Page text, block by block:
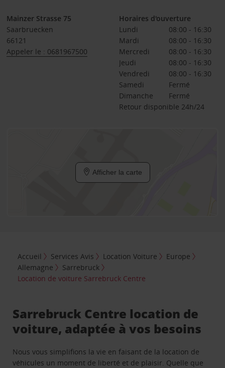
Mainzer Strasse 75
Saarbruecken
66121
Appeler le : 0681967500
Horaires d'ouverture
Lundi
08:00 - 16:30
Mardi
08:00 - 16:30
Mercredi
08:00 - 16:30
Jeudi
08:00 - 16:30
Vendredi
08:00 - 16:30
Samedi
Fermé
Dimanche
Fermé
Retour disponible 24h/24
Afficher la carte
Accueil Services Avis Location Voiture
Europe
Allemagne
Sarrebruck
Location de voiture Sarrebruck Centre
Sarrebruck Centre location de
voiture, adaptée à vos besoins
Nous vous simplifions la vie en faisant de la location de
véhicules un moment de liberté et de plaisir. Quelle que